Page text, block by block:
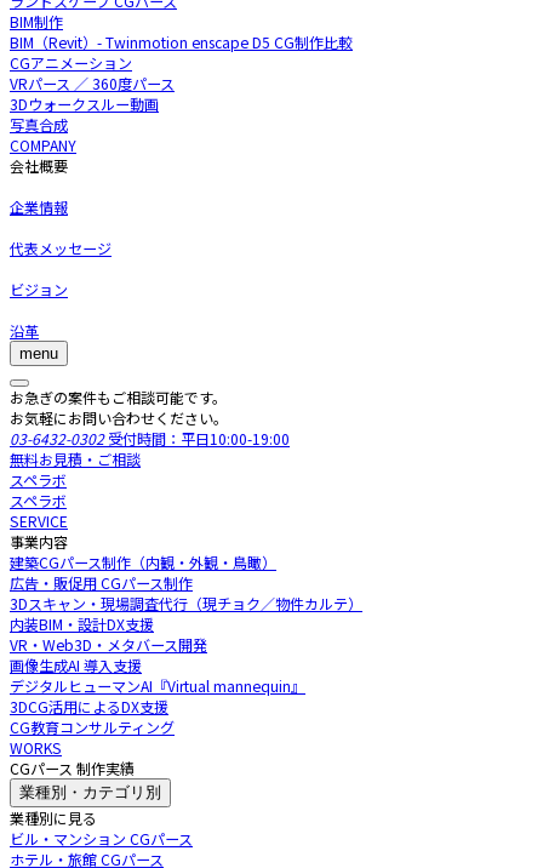
BIM制作
BIM（Revit）- Twinmotion enscape D5 CG制作比較
CGアニメーション
VRパース ／ 360度パース
3Dウォークスルー動画
写真合成
COMPANY
会社概要
企業情報
代表メッセージ
ビジョン
沿革
menu
お急ぎの案件もご相談可能です。
お気軽にお問い合わせください。
03-6432-0302 受付時間：平日10:00-19:00
無料お見積・ご相談
スペラボ
スペラボ
SERVICE
事業内容
建築CGパース制作（内観・外観・鳥瞰）
広告・販促用 CGパース制作
3Dスキャン・現場調査代行（現チョク／物件カルテ）
内装BIM・設計DX支援
VR・Web3D・メタバース開発
画像生成AI 導入支援
デジタルヒューマンAI『Virtual mannequin』
3DCG活用によるDX支援
CG教育コンサルティング
WORKS
CGパース 制作実績
業種別・カテゴリ別
業種別に見る
ビル・マンション CGパース
ホテル・旅館 CGパース